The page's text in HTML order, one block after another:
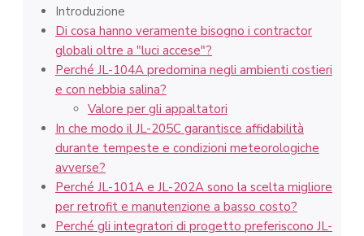
Introduzione
Di cosa hanno veramente bisogno i contractor
globali oltre a "luci accese"?
Perché JL-104A predomina negli ambienti costieri
e con nebbia salina?
Valore per gli appaltatori
In che modo il JL-205C garantisce affidabilità
durante tempeste e condizioni meteorologiche
avverse?
Perché JL-101A e JL-202A sono la scelta migliore
per retrofit e manutenzione a basso costo?
Perché gli integratori di progetto preferiscono JL-